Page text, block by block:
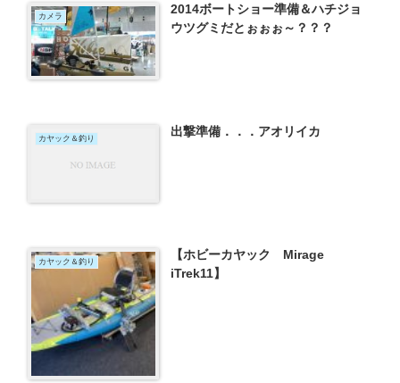
カメラ
2014ボートショー準備＆ハチジョ
ウツグミだとぉぉぉ～？？？
カヤック＆釣り 出撃準備．．．アオリイカ
カヤック＆釣り
【ホビーカヤック Mirage
iTrek11】